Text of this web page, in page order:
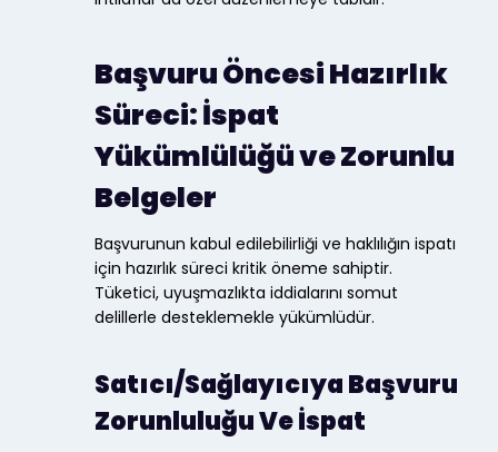
Başvuru Öncesi Hazırlık
Süreci: İspat
Yükümlülüğü ve Zorunlu
Belgeler
Başvurunun kabul edilebilirliği ve haklılığın ispatı
için hazırlık süreci kritik öneme sahiptir.
Tüketici, uyuşmazlıkta iddialarını somut
delillerle desteklemekle yükümlüdür.
Satıcı/Sağlayıcıya Başvuru
Zorunluluğu Ve İspat